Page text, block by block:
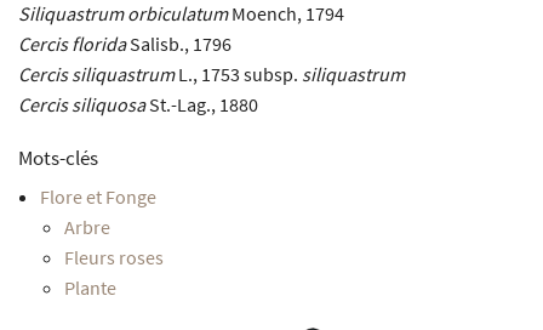
Siliquastrum orbiculatumMoench, 1794
Cercis floridaSalisb., 1796
Cercis siliquastrumL., 1753 subsp. siliquastrum
Cercis siliquosaSt.-Lag., 1880
Mots-clés
Flore et Fonge
Arbre
Fleurs roses
Plante